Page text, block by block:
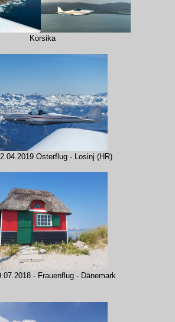
Korsika
Osterflug - Losinj (HR)
- Frauenflug - Dänemark